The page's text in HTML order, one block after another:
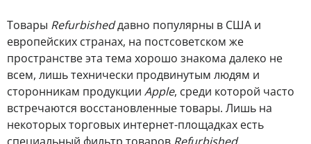
Товары Refurbishedдавно популярны в США и
европейских странах, на постсоветском же
пространстве эта тема хорошо знакома далеко не
всем, лишь технически продвинутым людям и
сторонникам продукции Apple, среди которой часто
встречаются восстановленные товары. Лишь на
некоторых торговых интернет-площадках есть